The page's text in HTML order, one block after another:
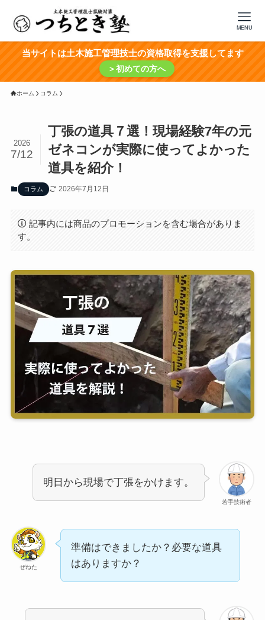
MENU
当サイトは土木施工管理技士の資格取得を支援してます
＞初めての方へ
ホーム コラム
丁張の道具７選！現場経験7年の元
ゼネコンが実際に使ってよかった
道具を紹介！
2026
7/12
コラム 2026年7月12日
記事内には商品のプロモーションを含む場合がありま
す。
若手技術者
明日から現場で丁張をかけます。
ぜねた
準備はできましたか？必要な道具
はありますか？